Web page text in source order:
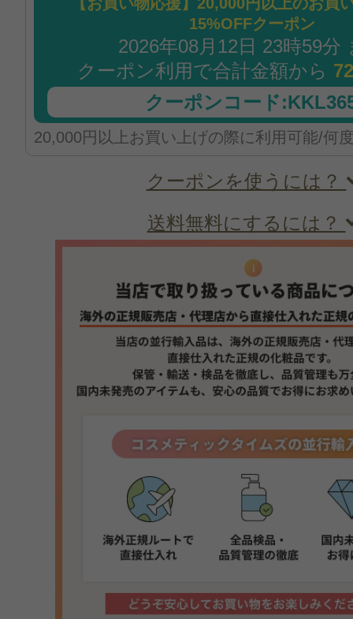
15%OFFクーポン
2026年08月12日 23時59分
クーポン利用で合計金額から
クーポンコード
20,000円以上お買い上げの際に利用可能/何
クーポンを使うには？
送料無料にするには？